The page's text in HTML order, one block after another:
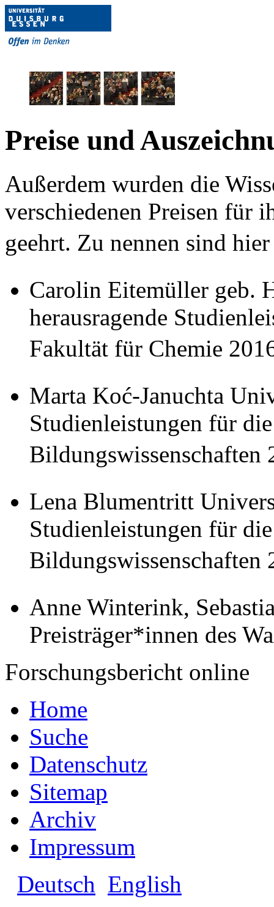
Preise und
Außerdem wurden die
verschiedenen Preisen für
geehrt. Zu nennen sind hier
Carolin Eitemüller geb.
herausragende
Fakultät für Chemie 2016
Marta Koć-Januchta
Studienleistungen für
Bildungswissenschaften
Lena Blumentritt
Studienleistungen für
Bildungswissenschaften
Anne Winterink,
Preisträger*innen des
Forschungsbericht online
Home
Suche
Datenschutz
Sitemap
Archiv
Impressum
Deutsch English